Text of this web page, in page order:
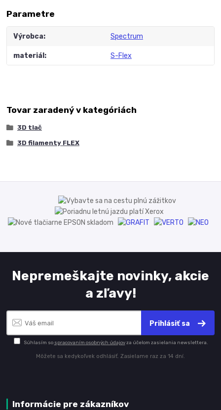
Parametre
Výrobca Spectrum
materiál S-Flex
Tovar zaradený v kategóriách
3D tlač
3D filamenty FLEX
Nepremeškajte novinky, akcie
a zľavy!
Prihlásiť sa
Súhlasím so spracovaním osobných údajovza účelom zasielania newslettera.
Môžete sa kedykoľvek odhlásiť. Zasielame raz za 14 dní.
Informácie pre zákazníkov